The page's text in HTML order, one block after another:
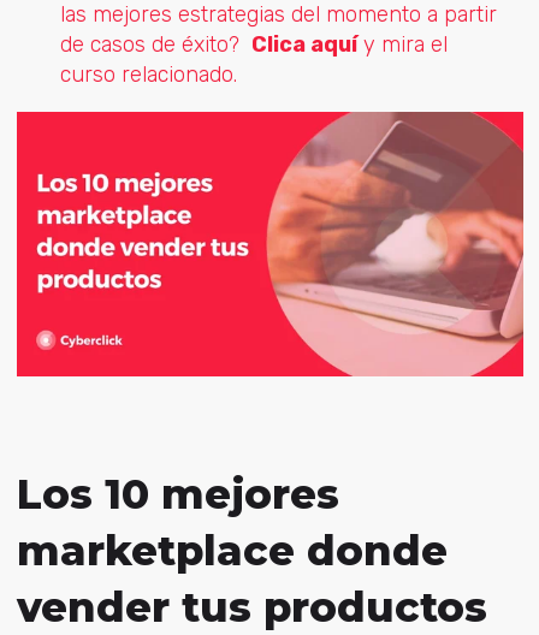
las mejores estrategias del momento a partir
de casos de éxito? Clica aquíy mira el
curso relacionado.
Los 10 mejores
marketplace donde
vender tus productos